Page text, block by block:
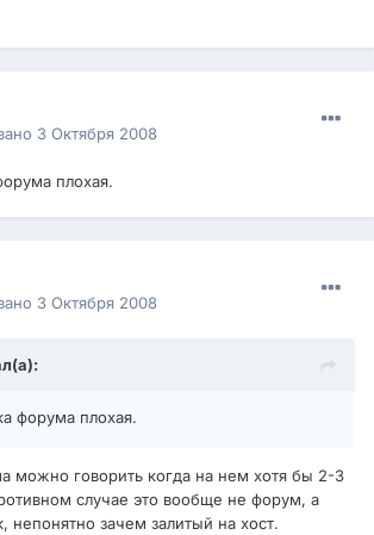
3 Октября 2008
плохая.
3 Октября 2008
форума плохая.
можно говорить когда на нем хотя бы 2-3
случае это вообще не форум, а
зачем залитый на хост.